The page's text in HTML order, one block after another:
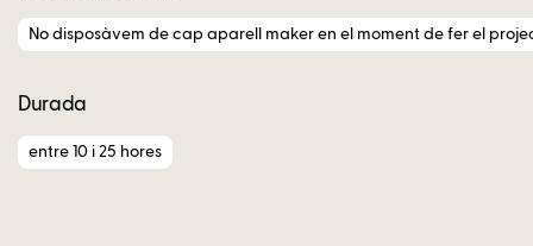
No disposàvem de cap aparell maker en el moment de fer el
Durada
entre 10 i 25 hores